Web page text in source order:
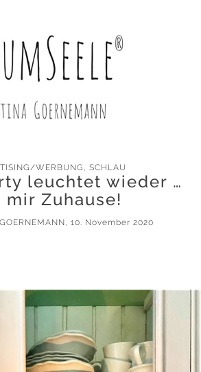
WERBUNG , SCHLAU
leuchtet wieder …
mir Zuhause!
, 10. November 2020